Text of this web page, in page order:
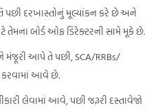
પછી દરખાસ્તોનું મૂલ્યાંકન કરે છે અને
તેમના બોર્ડ ઓફ ડિરેક્ટરની સામે મૂકે છે.
મંજૂરી આપે તે પછી, SCA/RRBs/
કરવામાં આવે છે.
લેવામાં આવે, પછી જરૂરી દસ્તાવેજો